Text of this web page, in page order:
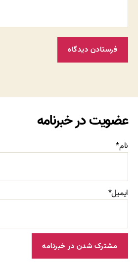
عضویت در خبرنامه
نام*
ایمیل*